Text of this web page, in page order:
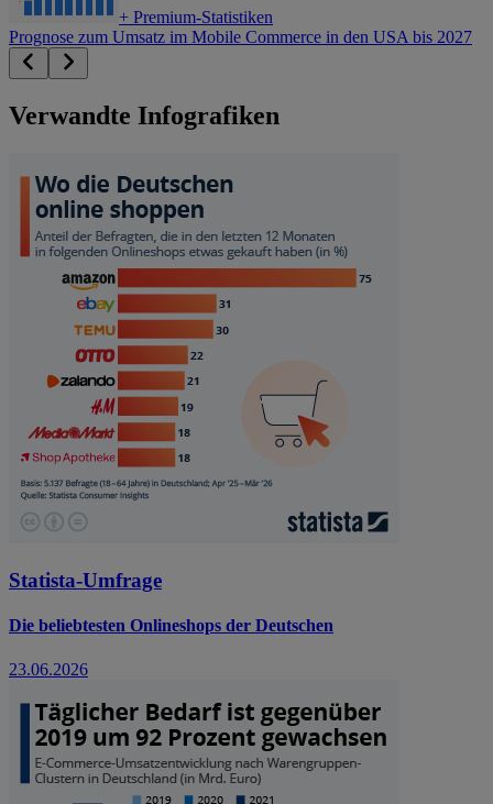
+ Premium-Statistiken
Prognose zum Umsatz im Mobile Commerce in den USA bis 2027
Verwandte Infografiken
Statista-Umfrage
Die beliebtesten Onlineshops der Deutschen
23.06.2026